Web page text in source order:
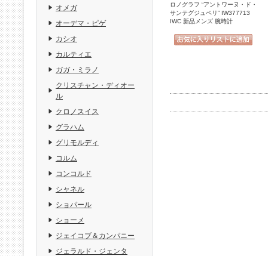
ロノグラフ “アントワーヌ・ド・
サンテグジュペリ” IW377713
IWC 新品メンズ 腕時計
オメガ
オーデマ・ピゲ
カシオ
カルティエ
ガガ・ミラノ
クリスチャン・ディオー
ル
クロノスイス
グラハム
グリモルディ
コルム
コンコルド
シャネル
ショパール
ショーメ
ジェイコブ＆カンパニー
ジェラルド・ジェンタ